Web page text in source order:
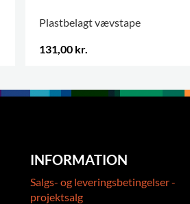
Plastbelagt vævstape
131,00 kr.
INFORMATION
Salgs- og leveringsbetingelser -
projektsalg